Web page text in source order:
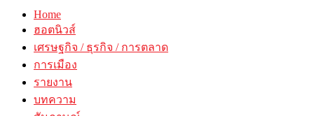
Home
ฮอตนิวส์
เศรษฐกิจ / ธุรกิจ / การตลาด
การเมือง
รายงาน
บทความ